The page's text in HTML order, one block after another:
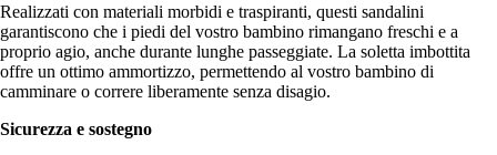
Realizzati con materiali morbidi e traspiranti, questi sandalini
garantiscono che i piedi del vostro bambino rimangano freschi e a
proprio agio, anche durante lunghe passeggiate. La soletta imbottita
offre un ottimo ammortizzo, permettendo al vostro bambino di
camminare o correre liberamente senza disagio.
Sicurezza e sostegno